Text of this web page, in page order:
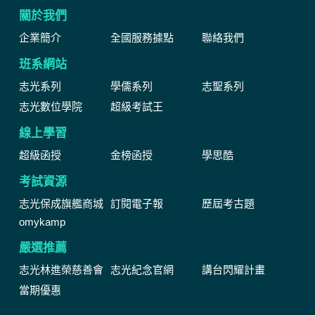
關於我們
企業簡介 全國服務據點 聯絡我們
班系網站
志光系列 學儒系列
志聖系列
志光數位學院
超級考試王
線上學習
超級函授 金榜函授 學思酷
考試資源
志光保成旗艦商城 訂閱電子報
歷屆考古題
omykamp
嚴選推薦
志光林進榮慈善會 志光紀念官網
講台閃耀計畫
當期優惠